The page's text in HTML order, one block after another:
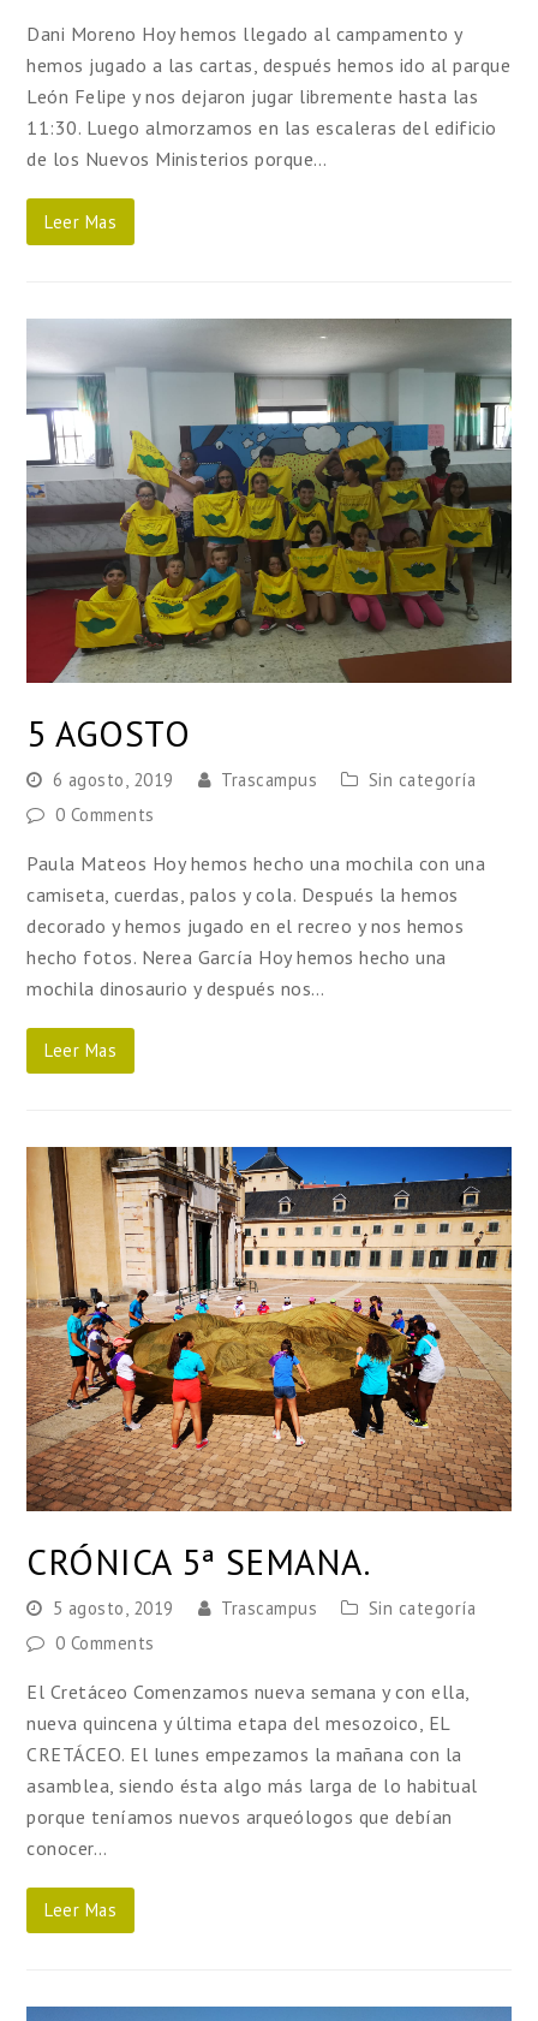
Dani Moreno Hoy hemos llegado al campamento y
hemos jugado a las cartas, después hemos ido al parque
León Felipe y nos dejaron jugar libremente hasta las
11:30. Luego almorzamos en las escaleras del edificio
de los Nuevos Ministerios porque…
Leer Mas
5 AGOSTO
6 agosto, 2019 Trascampus
Sin categoría
0 Comments
Paula Mateos Hoy hemos hecho una mochila con una
camiseta, cuerdas, palos y cola. Después la hemos
decorado y hemos jugado en el recreo y nos hemos
hecho fotos. Nerea García Hoy hemos hecho una
mochila dinosaurio y después nos…
Leer Mas
CRÓNICA 5ª SEMANA.
5 agosto, 2019 Trascampus
Sin categoría
0 Comments
El Cretáceo Comenzamos nueva semana y con ella,
nueva quincena y última etapa del mesozoico, EL
CRETÁCEO. El lunes empezamos la mañana con la
asamblea, siendo ésta algo más larga de lo habitual
porque teníamos nuevos arqueólogos que debían
conocer…
Leer Mas